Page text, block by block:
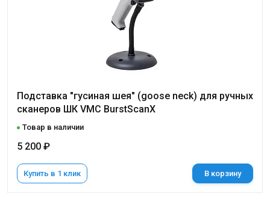
Подставка "гусиная шея" (goose neck) для ручных
сканеров ШК VMC BurstScanX
Товар в наличии
5 200 ₽
Купить в 1 клик В корзину